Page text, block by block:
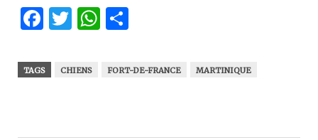
Facebook
Twitter
WhatsApp
TAGS CHIENS FORT-DE-FRANCE MARTINIQUE